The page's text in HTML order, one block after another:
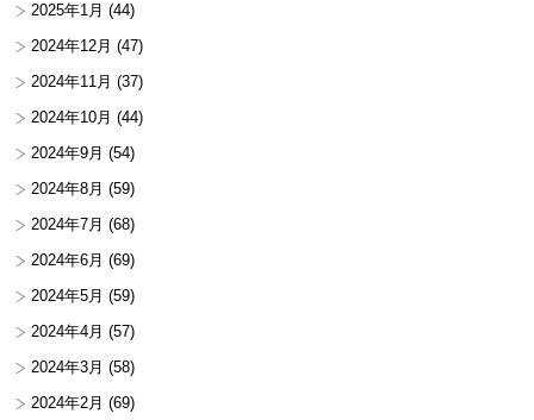
2025年1月 (44)
2024年12月 (47)
2024年11月 (37)
2024年10月 (44)
2024年9月 (54)
2024年8月 (59)
2024年7月 (68)
2024年6月 (69)
2024年5月 (59)
2024年4月 (57)
2024年3月 (58)
2024年2月 (69)